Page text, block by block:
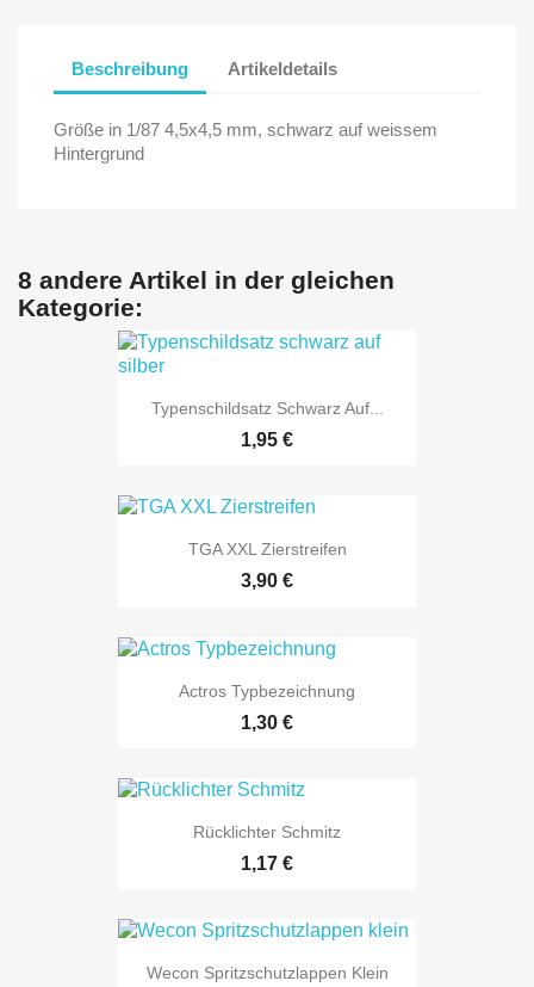
Beschreibung Artikeldetails
Größe in 1/87 4,5x4,5 mm, schwarz auf weissem
Hintergrund
8 andere Artikel in der gleichen
Kategorie:
Typenschildsatz Schwarz Auf...
1,95 €
TGA XXL Zierstreifen
3,90 €
Actros Typbezeichnung
1,30 €
Rücklichter Schmitz
1,17 €
Wecon Spritzschutzlappen Klein